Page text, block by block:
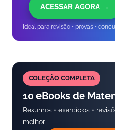
ACESSAR AGORA →
Ideal para revisão • provas •
COLEÇÃO COMPLETA
10 eBooks de
Resumos • exercícios •
melhor